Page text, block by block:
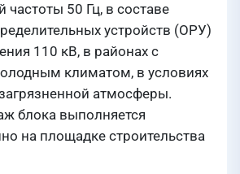
50 Гц, в составе
устройств (ОРУ)
110 кВ, в районах с
климатом, в условиях
атмосферы.
блока выполняется
на площадке строительства